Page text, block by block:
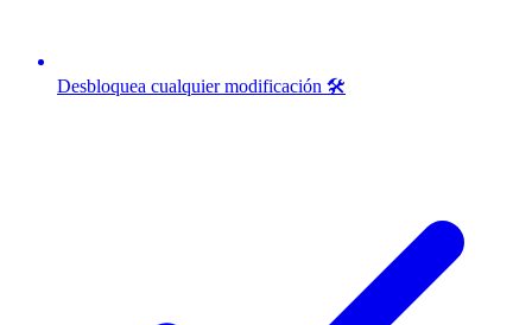
Desbloquea cualquier modificación 🛠️